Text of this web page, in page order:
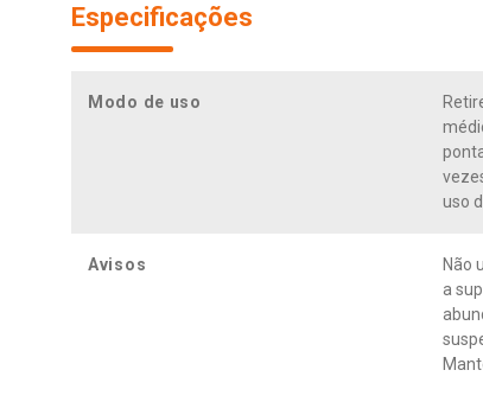
Especificações
Modo de uso
uso
Avisos
Não
a